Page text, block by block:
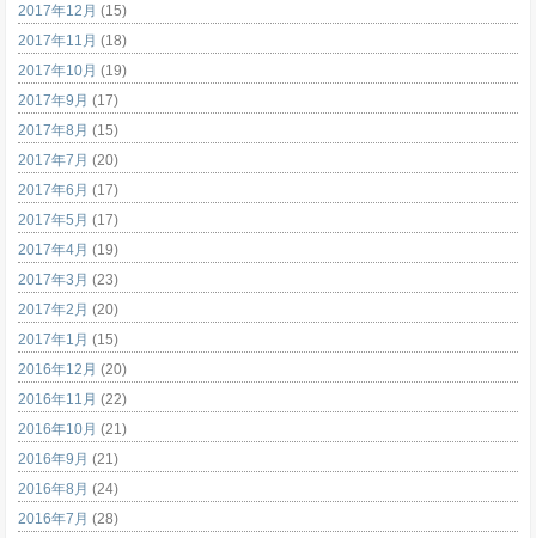
2017年12月 (15)
2017年11月 (18)
2017年10月 (19)
2017年9月 (17)
2017年8月 (15)
2017年7月 (20)
2017年6月 (17)
2017年5月 (17)
2017年4月 (19)
2017年3月 (23)
2017年2月 (20)
2017年1月 (15)
2016年12月 (20)
2016年11月 (22)
2016年10月 (21)
2016年9月 (21)
2016年8月 (24)
2016年7月 (28)